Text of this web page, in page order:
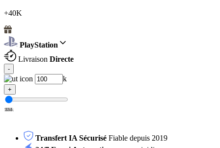
+40K
PlayStation
Livraison Directe
-
k
+
100k
1M
2M
3M
4M
5M
Transfert IA Sécurisé Fiable depuis 2019